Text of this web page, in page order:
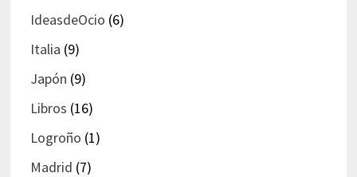
IdeasdeOcio (6)
Italia (9)
Japón (9)
Libros (16)
Logroño (1)
Madrid (7)